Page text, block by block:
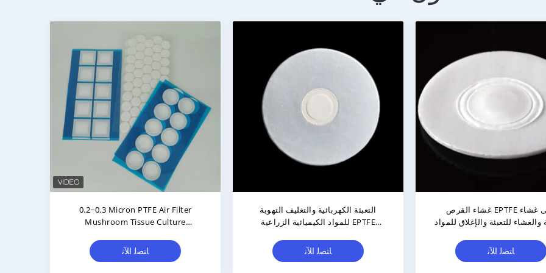
0.2~0.3 Micron PTFE Air Filter
Mushroom Tissue Culture
Microorganisms, Ventilation
ﺎﺘﺼﻟ ﺍﻶﻧ
التعبئة الكهربائية والتغليف التهوية
للمواد الكيميائية الزراعية EPTFE
ﺎﺘﺼﻟ ﺍﻶﻧ
غشاء القرص EPTFE على غشاء
والغشاء للتعبئة والإغلاق للمواد
ﺎﺘﺼﻟ ﺍﻶﻧ